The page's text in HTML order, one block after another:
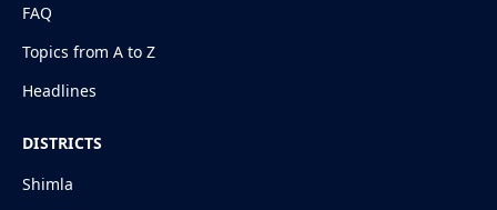
FAQ
Topics from A to Z
Headlines
DISTRICTS
Shimla